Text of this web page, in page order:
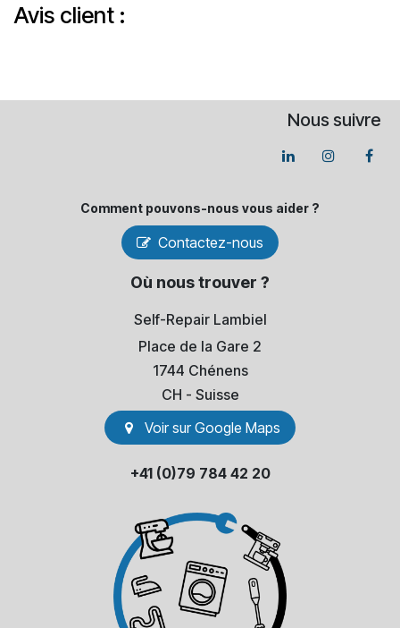
Avis client :
Nous suivre
Comment pouvons-​nous vous aider ?
Contactez-nous
Où nous trouver ?
Self-Repair Lambiel
Place de la Gare 2
1744 Chénens
​CH - Suisse
Voir sur Go​​ogle Maps
+41 (0)79 784 42 20